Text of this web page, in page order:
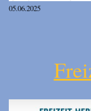
05.06.2025